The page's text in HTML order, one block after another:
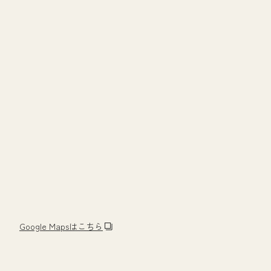
Google Mapsはこちら